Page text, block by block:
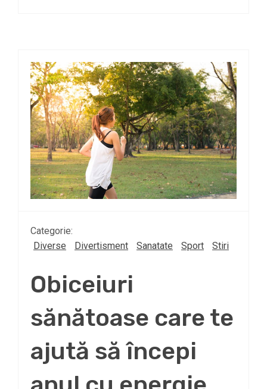
Categorie:
Diverse
Divertisment Sanatate Sport Stiri
Obiceiuri
sănătoase care te
ajută să începi